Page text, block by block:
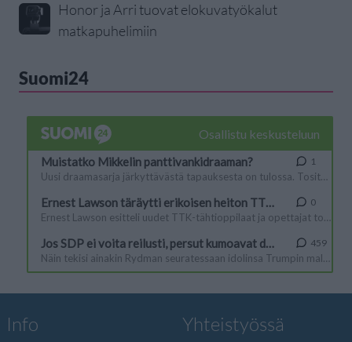
Honor ja Arri tuovat elokuvatyökalut
matkapuhelimiin
Suomi24
Info Yhteistyössä